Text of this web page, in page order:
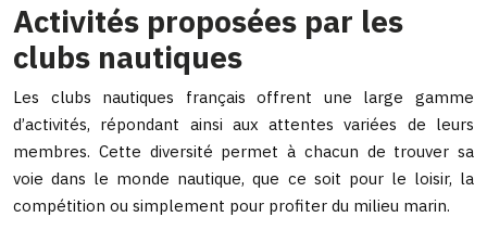
Activités proposées par les
clubs nautiques
Les clubs nautiques français offrent une large gamme
d’activités, répondant ainsi aux attentes variées de leurs
membres. Cette diversité permet à chacun de trouver sa
voie dans le monde nautique, que ce soit pour le loisir, la
compétition ou simplement pour profiter du milieu marin.